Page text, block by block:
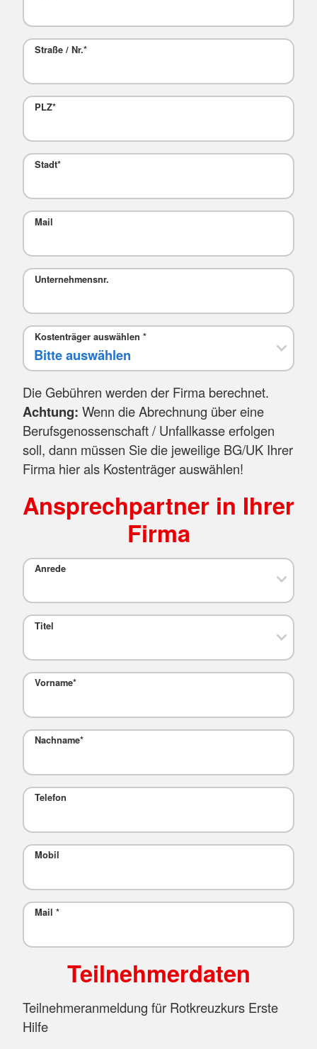
Straße / Nr.*
PLZ*
Stadt*
Mail
Unternehmensnr.
Kostenträger auswählen *
Die Gebühren werden der Firma berechnet.
Achtung: Wenn die Abrechnung über eine
Berufsgenossenschaft / Unfallkasse erfolgen
soll, dann müssen Sie die jeweilige BG/UK Ihrer
Firma hier als Kostenträger auswählen!
Ansprechpartner in Ihrer
Firma
Anrede
Titel
Vorname*
Nachname*
Telefon
Mobil
Mail *
Teilnehmerdaten
Teilnehmeranmeldung für Rotkreuzkurs Erste
Hilfe